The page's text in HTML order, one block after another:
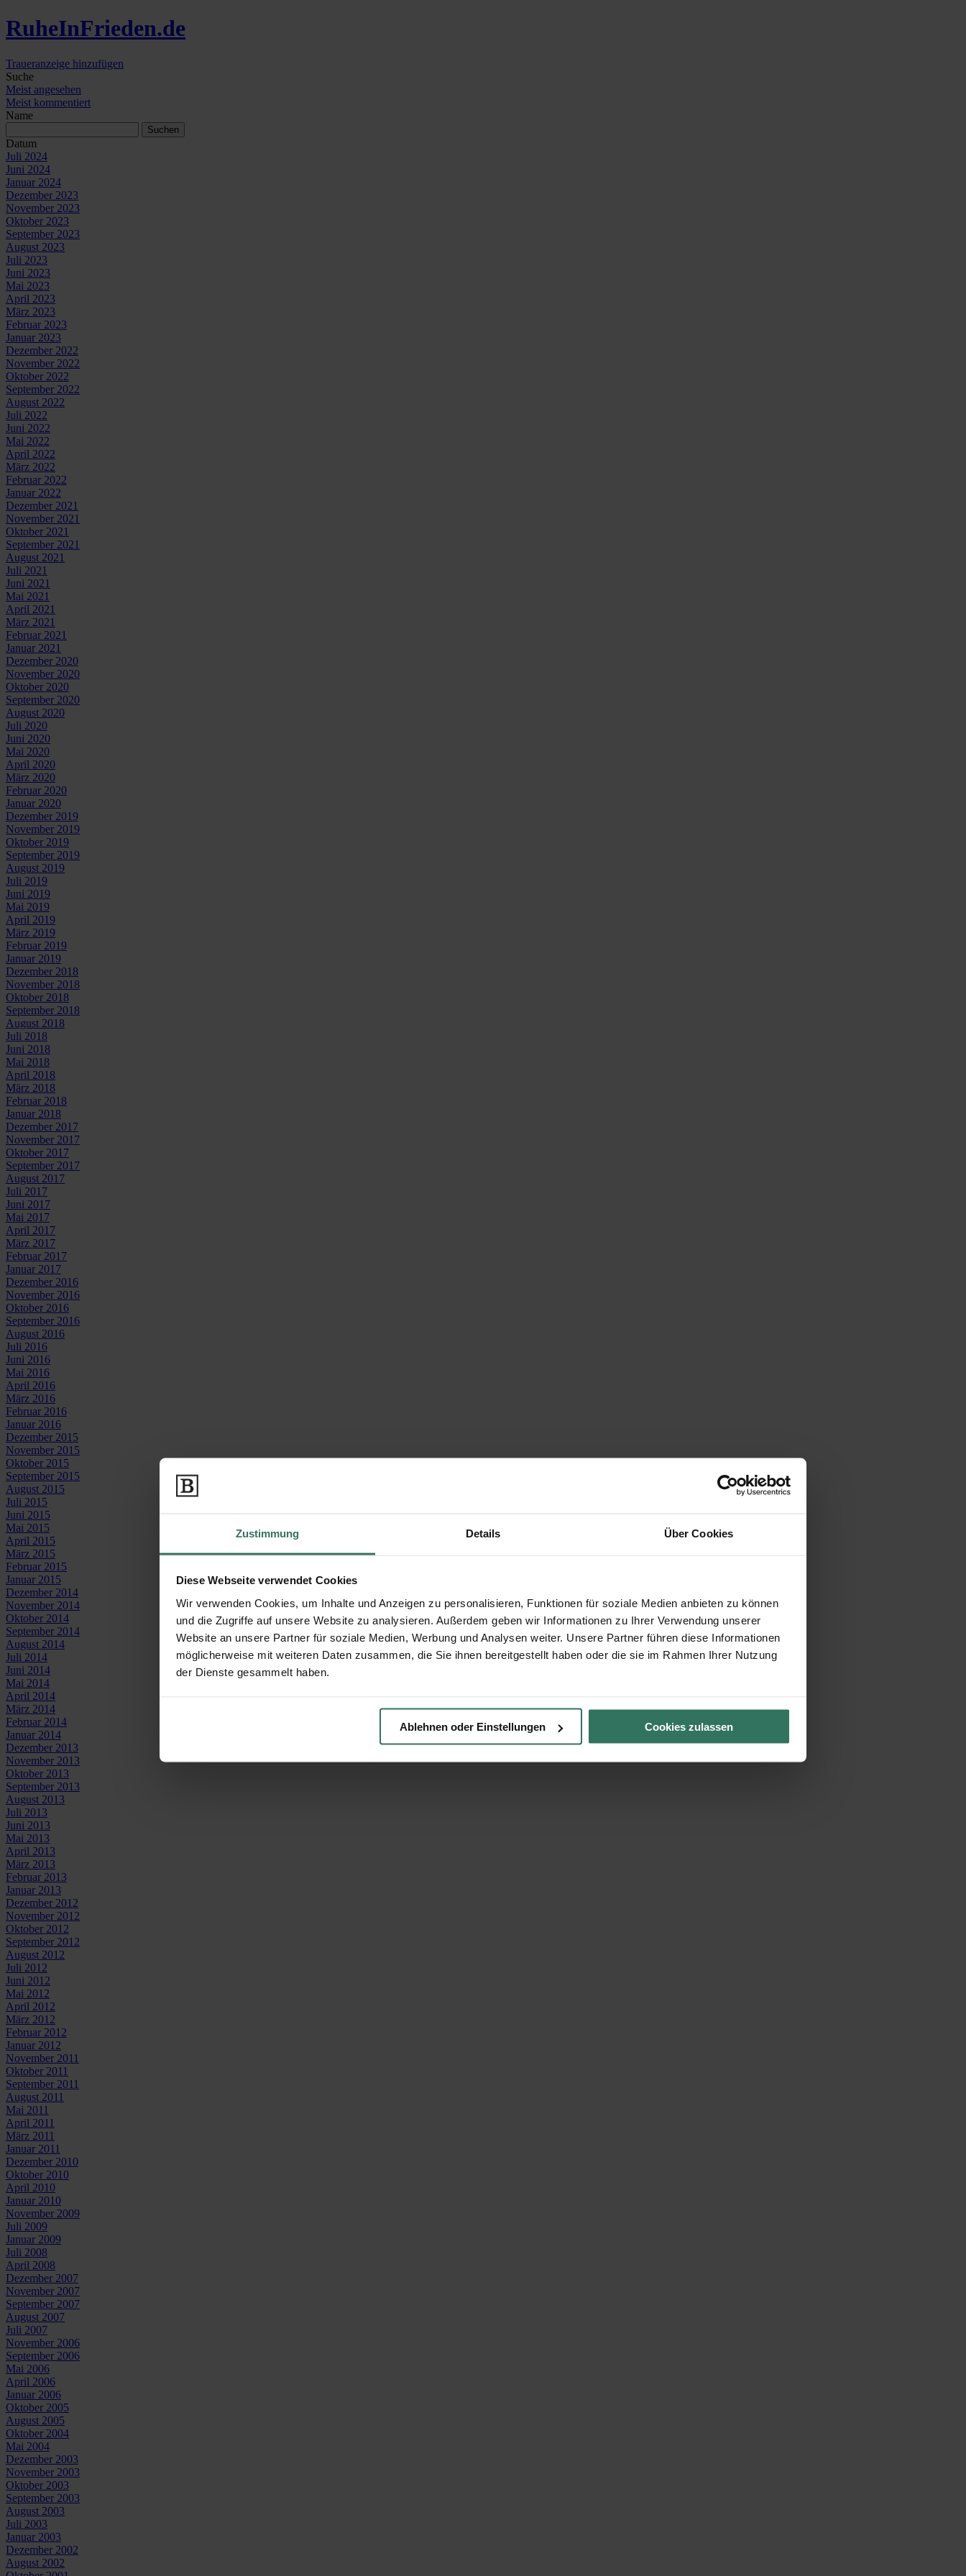
Zustimmung Details Über Cookies
Diese Webseite verwendet Cookies
Wir verwenden Cookies, um Inhalte und Anzeigen zu personalisieren, Funktionen für soziale Medien anbieten zu können
und die Zugriffe auf unsere Website zu analysieren. Außerdem geben wir Informationen zu Ihrer Verwendung unserer
Website an unsere Partner für soziale Medien, Werbung und Analysen weiter. Unsere Partner führen diese Informationen
möglicherweise mit weiteren Daten zusammen, die Sie ihnen bereitgestellt haben oder die sie im Rahmen Ihrer Nutzung
der Dienste gesammelt haben.
Ablehnen oder Einstellungen Cookies zulassen
RuheInFrieden.de
Traueranzeige hinzufügen
Suche
Meist angesehen
Meist kommentiert
Name
Datum
Juli 2024
Juni 2024
Januar 2024
Dezember 2023
November 2023
Oktober 2023
September 2023
August 2023
Juli 2023
Juni 2023
Mai 2023
April 2023
März 2023
Februar 2023
Januar 2023
Dezember 2022
November 2022
Oktober 2022
September 2022
August 2022
Juli 2022
Juni 2022
Mai 2022
April 2022
März 2022
Februar 2022
Januar 2022
Dezember 2021
November 2021
Oktober 2021
September 2021
August 2021
Juli 2021
Juni 2021
Mai 2021
April 2021
März 2021
Februar 2021
Januar 2021
Dezember 2020
November 2020
Oktober 2020
September 2020
August 2020
Juli 2020
Juni 2020
Mai 2020
April 2020
März 2020
Februar 2020
Januar 2020
Dezember 2019
November 2019
Oktober 2019
September 2019
August 2019
Juli 2019
Juni 2019
Mai 2019
April 2019
März 2019
Februar 2019
Januar 2019
Dezember 2018
November 2018
Oktober 2018
September 2018
August 2018
Juli 2018
Juni 2018
Mai 2018
April 2018
März 2018
Februar 2018
Januar 2018
Dezember 2017
November 2017
Oktober 2017
September 2017
August 2017
Juli 2017
Juni 2017
Mai 2017
April 2017
März 2017
Februar 2017
Januar 2017
Dezember 2016
November 2016
Oktober 2016
September 2016
August 2016
Juli 2016
Juni 2016
Mai 2016
April 2016
März 2016
Februar 2016
Januar 2016
Dezember 2015
November 2015
Oktober 2015
September 2015
August 2015
Juli 2015
Juni 2015
Mai 2015
April 2015
März 2015
Februar 2015
Januar 2015
Dezember 2014
November 2014
Oktober 2014
September 2014
August 2014
Juli 2014
Juni 2014
Mai 2014
April 2014
März 2014
Februar 2014
Januar 2014
Dezember 2013
November 2013
Oktober 2013
September 2013
August 2013
Juli 2013
Juni 2013
Mai 2013
April 2013
März 2013
Februar 2013
Januar 2013
Dezember 2012
November 2012
Oktober 2012
September 2012
August 2012
Juli 2012
Juni 2012
Mai 2012
April 2012
März 2012
Februar 2012
Januar 2012
November 2011
Oktober 2011
September 2011
August 2011
Mai 2011
April 2011
März 2011
Januar 2011
Dezember 2010
Oktober 2010
April 2010
Januar 2010
November 2009
Juli 2009
Januar 2009
Juli 2008
April 2008
Dezember 2007
November 2007
September 2007
August 2007
Juli 2007
November 2006
September 2006
Mai 2006
April 2006
Januar 2006
Oktober 2005
August 2005
Oktober 2004
Mai 2004
Dezember 2003
November 2003
Oktober 2003
September 2003
August 2003
Juli 2003
Januar 2003
Dezember 2002
August 2002